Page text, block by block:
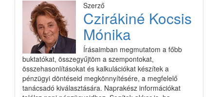
Szerző
Czirákiné Kocsis
Mónika
Írásaimban megmutatom a főbb
buktatókat, összegyűjtöm a szempontokat,
összehasonlításokat és kalkulációkat készítek a
pénzügyi döntéseid megkönnyítésére, a megfelelő
tanácsadó kiválasztására. Naprakész információkat